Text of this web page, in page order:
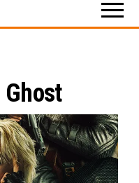
Ghost